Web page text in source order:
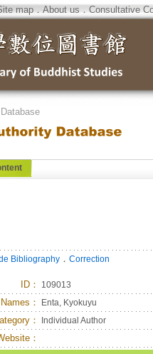
map．About us．Consultative
Bibliography ． Correction
ID ： 109013
： Enta, Kyokuyu
： Individual Author
：